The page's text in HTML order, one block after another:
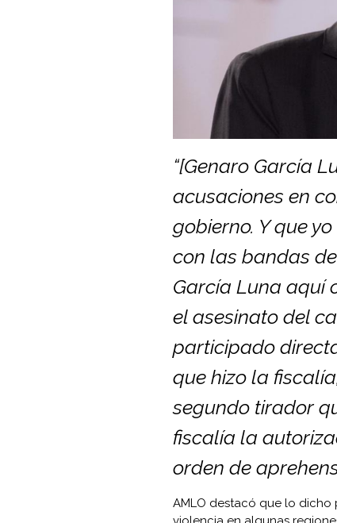
“[Genaro García
acusaciones en
gobierno. Y que
con las bandas
García Luna aquí
el asesinato del
participado
que hizo la
segundo tirador
fiscalía la
orden de
AMLO destacó que lo dicho